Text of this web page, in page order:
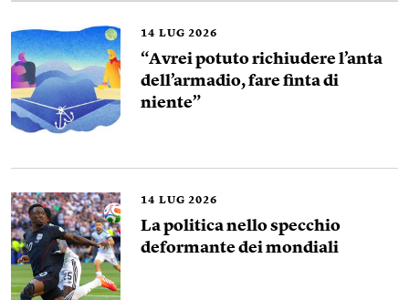
14 LUG 2026
“Avrei potuto richiudere l’anta
dell’armadio, fare finta di
niente”
14 LUG 2026
La politica nello specchio
deformante dei mondiali